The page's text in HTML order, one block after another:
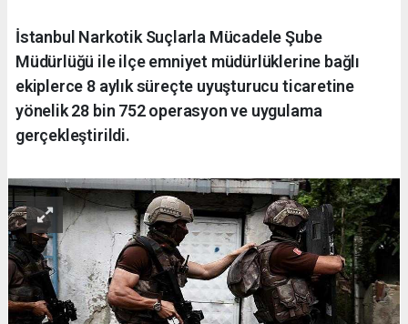
İstanbul Narkotik Suçlarla Mücadele Şube
Müdürlüğü ile ilçe emniyet müdürlüklerine bağlı
ekiplerce 8 aylık süreçte uyuşturucu ticaretine
yönelik 28 bin 752 operasyon ve uygulama
gerçekleştirildi.